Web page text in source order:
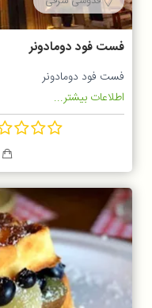
فست فود دومادونر
فست فود دومادونر
اطلاعات بیشتر...